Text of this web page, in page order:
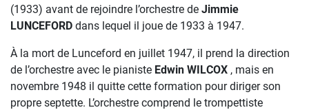
(1933) avant de rejoindre l’orchestre de Jimmie
LUNCEFORD dans lequel il joue de 1933 à 1947.
À la mort de Lunceford en juillet 1947, il prend la direction
de l’orchestre avec le pianiste Edwin WILCOX , mais en
novembre 1948 il quitte cette formation pour diriger son
propre septette. L’orchestre comprend le trompettiste